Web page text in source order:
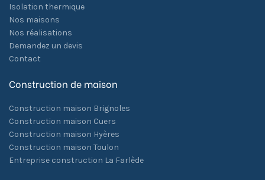
Isolation thermique
Nos maisons
Nos réalisations
Demandez un devis
Contact
Construction de maison
Construction maison Brignoles
Construction maison Cuers
Construction maison Hyères
Construction maison Toulon
Entreprise construction La Farlède